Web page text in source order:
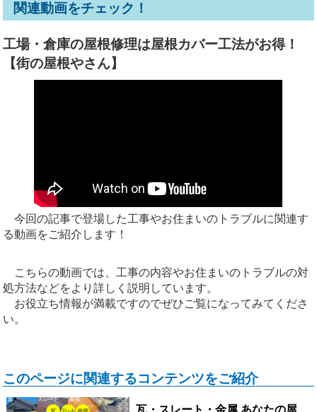
関連動画をチェック！
工場・倉庫の屋根修理は屋根カバー工法がお得！
【街の屋根やさん】
今回の記事で登場した工事やお住まいのトラブルに関連す
る動画をご紹介します！
こちらの動画では、工事の内容やお住まいのトラブルの対
処方法などをより詳しく説明しています。
お役立ち情報が満載ですのでぜひご覧になってみてくださ
い。
このページに関連するコンテンツをご紹介
瓦・スレート・金属 あなたの屋